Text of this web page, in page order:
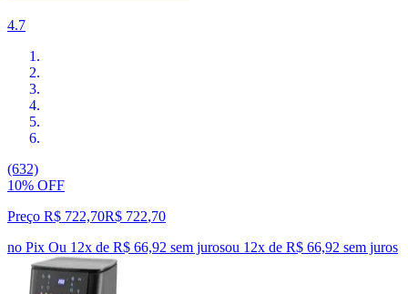
4.7
(632)
10% OFF
Preço R$ 722,70R$ 722,70
no Pix Ou 12x de R$ 66,92 sem jurosou 12x de R$ 66,92 sem juros